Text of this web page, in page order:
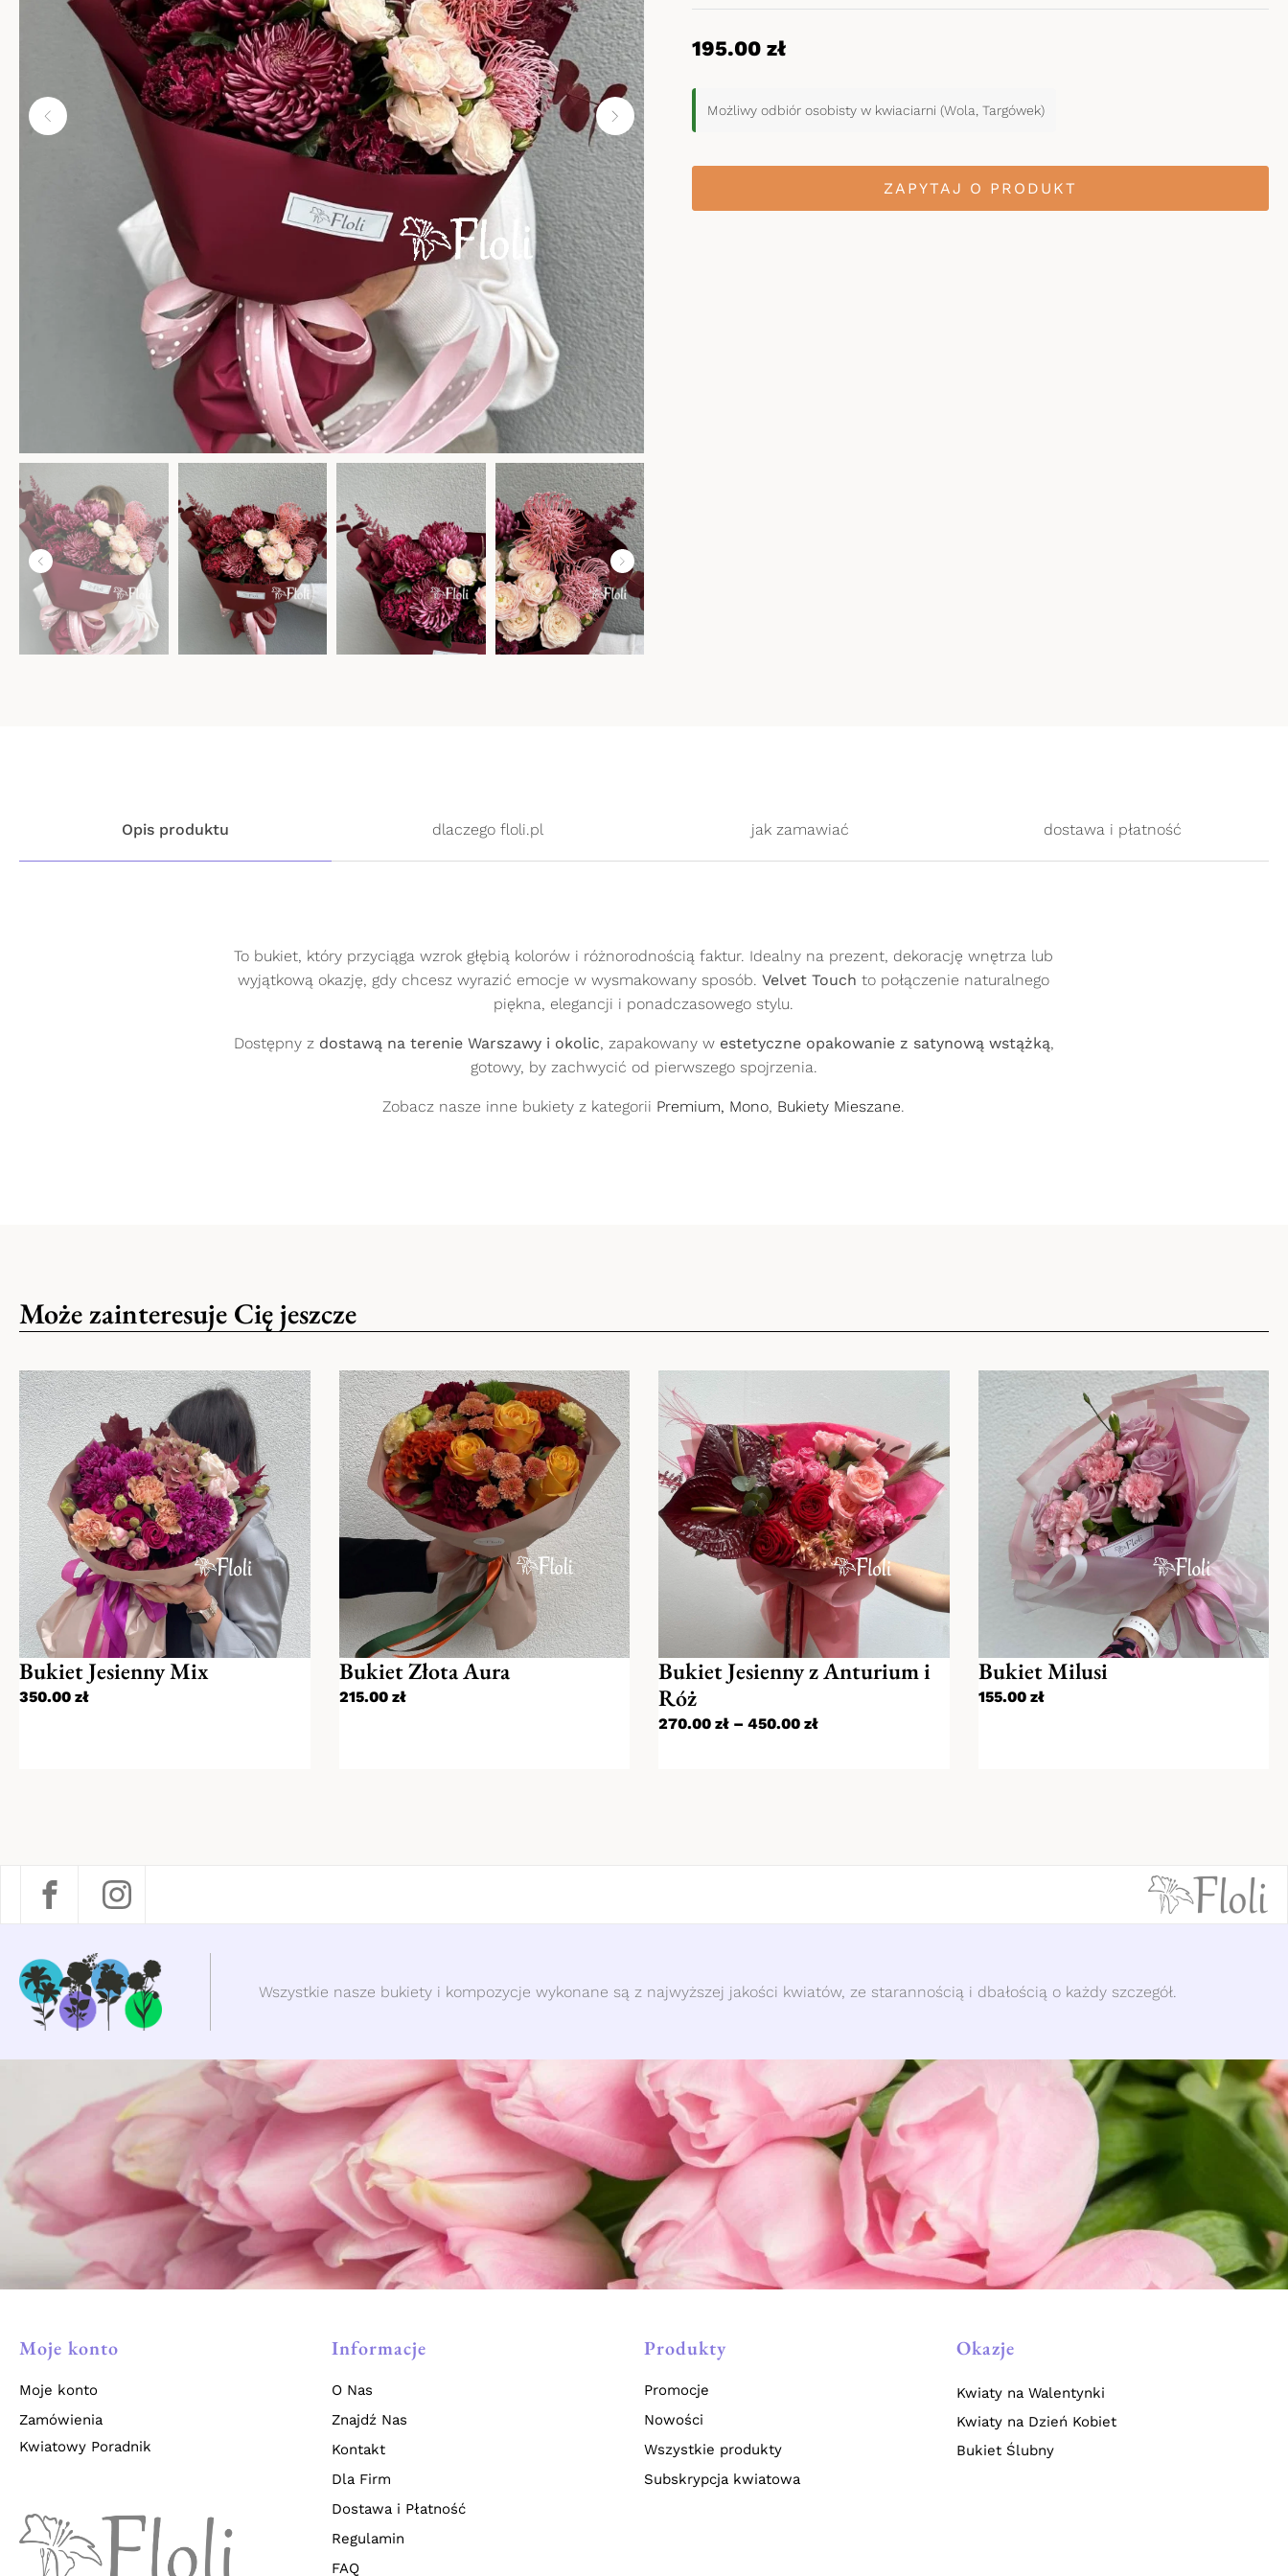
195.00 zł
Możliwy odbiór osobisty w kwiaciarni (Wola, Targówek)
ZAPYTAJ O PRODUKT
Opis produktu dlaczego floli.pl jak zamawiać dostawa i płatność
To bukiet, który przyciąga wzrok głębią kolorów i różnorodnością faktur. Idealny na prezent, dekorację wnętrza lub
wyjątkową okazję, gdy chcesz wyrazić emocje w wysmakowany sposób.Velvet Touch to połączenie naturalnego
piękna, elegancji i ponadczasowego stylu.
Dostępny z dostawą na terenie Warszawy i okolic, zapakowany w estetyczne opakowanie z satynową wstążką,
gotowy, by zachwycić od pierwszego spojrzenia.
Zobacz nasze inne bukiety z kategorii Premium, Mono, Bukiety Mieszane.
wszystkie bukiety są
kwiaciarniach
2. 3.
Po wybraniu tej formy płatności, zostaniesz przeniesiony na stronę internetową operatora (PayU), a następnie na stronę Twojego banku, do
okienka logowania. Odbiorcą płatności jest PayU S.A. ul. Grunwaldzka 182, 60-166 Poznań wpisany do rejestru przedsiębiorców prowadzonego
https://blikmobile.pl/
Dostawy
Zamówienia dostarczane są pod wskazany adres w wyznaczonym terminie przez naszych kurierów. Jeśli dostawa ma być na konkretną godzinę
bardzo prosimy umieścić taką informację w komentarzu.
Istnieje też możliwość odbioru własnego w jednej z naszych kwiaciarni stacjonarnych (w godzinach pracy kwiaciarni). Prosimy o zaznaczenie
dogodnej formy podczas składania zamówienia.
Może zainteresuje Cię jeszcze
Bukiet Jesienny Mix
350.00 zł
Bukiet Złota Aura
215.00 zł
Bukiet Jesienny z Anturium i
Róż
270.00 zł – 450.00 zł
Bukiet Milusi
155.00 zł
Wszystkie nasze bukiety i kompozycje wykonane są z najwyższej jakości kwiatów, ze starannością i dbałością o każdy szczegół.
Moje konto
Moje konto
Zamówienia
Kwiatowy Poradnik
Informacje
O Nas
Znajdź Nas
Kontakt
Dla Firm
Dostawa i Płatność
Regulamin
FAQ
Produkty
Promocje
Nowości
Wszystkie produkty
Subskrypcja kwiatowa
Okazje
Kwiaty na Walentynki
Kwiaty na Dzień Kobiet
Bukiet Ślubny
Kwiaty na Dzień Babci i Dziadka
Kwiaty na Walentynki
Dzień Kobiet
Kwiaty na Dzień Mamy
Kwiaty na Komunię